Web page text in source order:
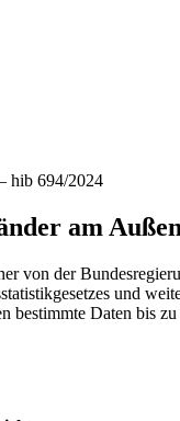
hib 694/2024
am
von der
und
bestimmte Daten bis